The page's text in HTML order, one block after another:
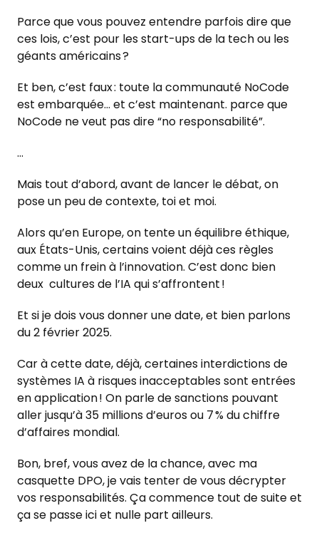
Parce que vous pouvez entendre parfois dire que
ces lois, c’est pour les start-ups de la tech ou les
géants américains ?
Et ben, c’est faux : toute la communauté NoCode
est embarquée… et c’est maintenant. parce que
NoCode ne veut pas dire “no responsabilité”.
…
Mais tout d’abord, avant de lancer le débat, on
pose un peu de contexte, toi et moi.
Alors qu’en Europe, on tente un équilibre éthique,
aux États-Unis, certains voient déjà ces règles
comme un frein à l’innovation. C’est donc bien
deux cultures de l’IA qui s’affrontent !
Et si je dois vous donner une date, et bien parlons
du 2 février 2025.
Car à cette date, déjà, certaines interdictions de
systèmes IA à risques inacceptables sont entrées
en application ! On parle de sanctions pouvant
aller jusqu’à 35 millions d’euros ou 7 % du chiffre
d’affaires mondial.
Bon, bref, vous avez de la chance, avec ma
casquette DPO, je vais tenter de vous décrypter
vos responsabilités. Ça commence tout de suite et
ça se passe ici et nulle part ailleurs.